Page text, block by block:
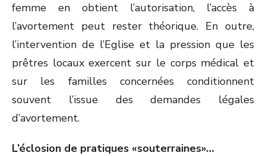
femme en obtient l’autorisation, l’accès à
l’avortement peut rester théorique. En outre,
l’intervention de l’Eglise et la pression que les
prêtres locaux exercent sur le corps médical et
sur les familles concernées conditionnent
souvent l’issue des demandes légales
d’avortement.
L’éclosion de pratiques «souterraines»…